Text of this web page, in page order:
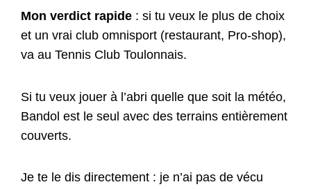
Mon verdict rapide : si tu veux le plus de choix
et un vrai club omnisport (restaurant, Pro-shop),
va au Tennis Club Toulonnais.
Si tu veux jouer à l’abri quelle que soit la météo,
Bandol est le seul avec des terrains entièrement
couverts.
Je te le dis directement : je n’ai pas de vécu